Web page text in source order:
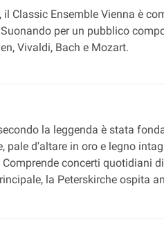
Classic Ensemble Vienna è
per un pubblico
Vivaldi, Bach e Mozart.
la leggenda è stata
d'altare in oro e legno
concerti quotidiani
la Peterskirche ospita